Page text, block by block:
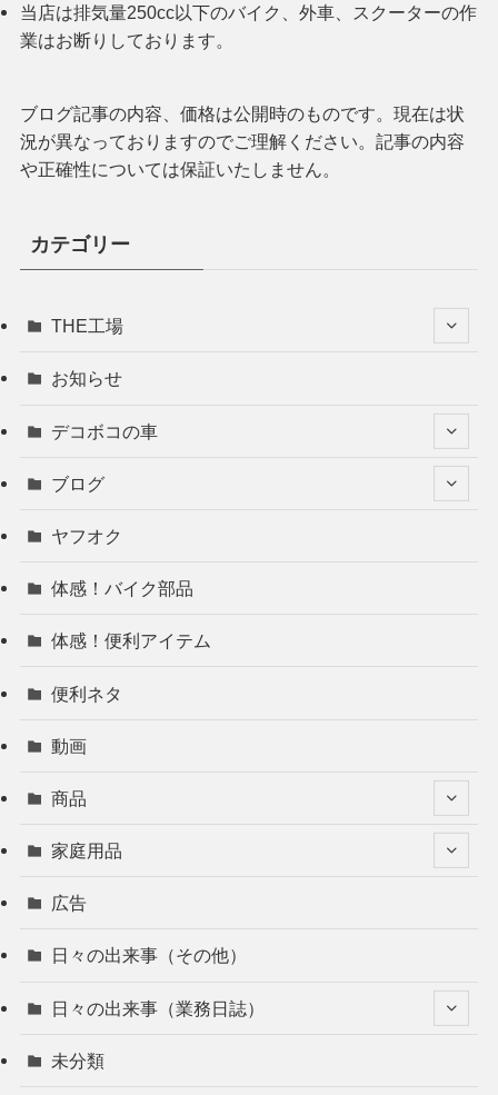
当店は排気量250cc以下のバイク、外車、スクーターの作
業はお断りしております。
ブログ記事の内容、価格は公開時のものです。現在は状
況が異なっておりますのでご理解ください。記事の内容
や正確性については保証いたしません。
カテゴリー
THE工場
お知らせ
デコボコの車
ブログ
ヤフオク
体感！バイク部品
体感！便利アイテム
便利ネタ
動画
商品
家庭用品
広告
日々の出来事（その他）
日々の出来事（業務日誌）
未分類